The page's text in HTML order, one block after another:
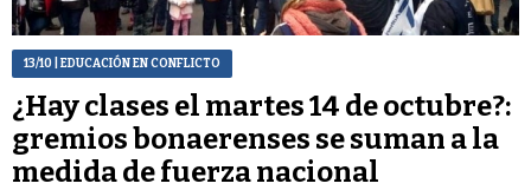
13/10 | EDUCACIÓN EN CONFLICTO
¿Hay clases el martes 14 de octubre?:
gremios bonaerenses se suman a la
medida de fuerza nacional